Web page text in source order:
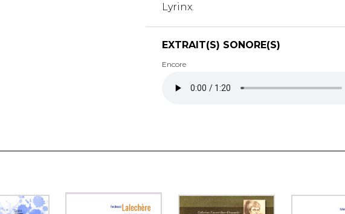
Lyrinx.
EXTRAIT(S) SONORE(S)
Encore